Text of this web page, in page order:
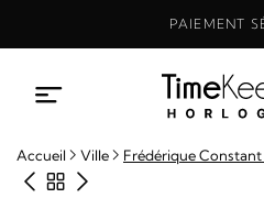
PAIEMENT
Accueil Ville Frédérique
Produit précédent
Retour à la boutique
Produit suivant